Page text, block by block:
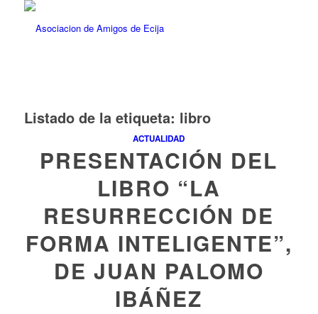
Listado de la etiqueta: libro
ACTUALIDAD
PRESENTACIÓN DEL
LIBRO “LA
RESURRECCIÓN DE
FORMA INTELIGENTE”,
DE JUAN PALOMO
IBÁÑEZ